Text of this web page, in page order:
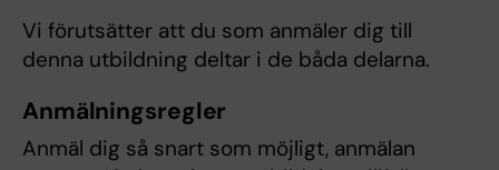
Vi förutsätter att du som anmäler dig till
denna utbildning deltar i de båda delarna.
Anmälningsregler
Anmäl dig så snart som möjligt, anmälan